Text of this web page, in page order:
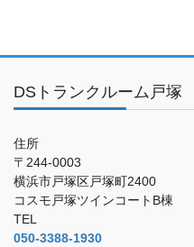
DSトランクルーム戸塚
住所
〒244-0003
横浜市戸塚区戸塚町2400
コスモ戸塚ツインコートB棟
TEL
050-3388-1930